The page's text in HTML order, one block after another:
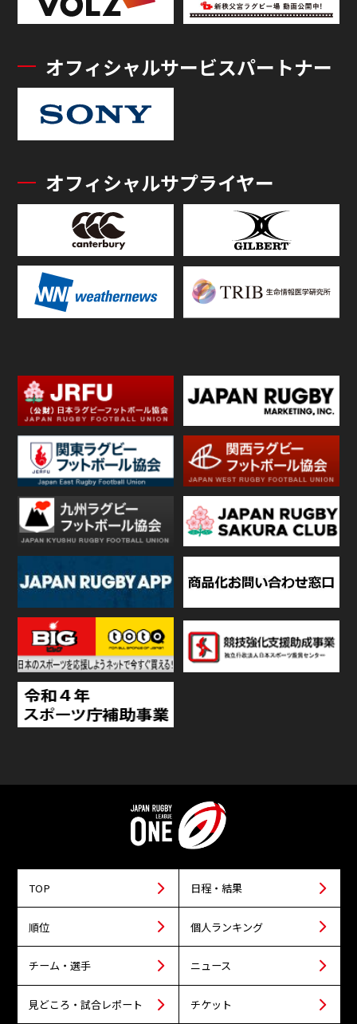
オフィシャルサービスパートナー
オフィシャルサプライヤー
TOP 日程・結果
順位 個人ランキング
チーム・選手 ニュース
見どころ・試合レポート チケット